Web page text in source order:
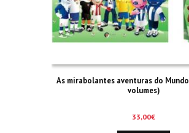
As mirabolantes aventuras do Mundo
volumes)
33,00€